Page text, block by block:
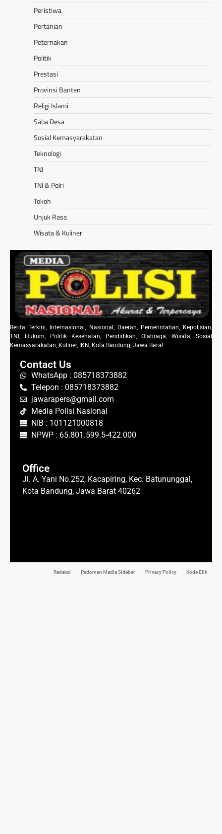
Peristiwa
Pertanian
Peternakan
Politik
Prestasi
Provinsi Banten
Religi Islami
Saba Desa
Sosial Kemasyarakatan
Teknologi
TNI
TNI & Polri
Tokoh
Unjuk Rasa
Wisata & Kuliner
Berita Terkini, Internasional, Nasional, Daerah, Pemerintahan, Kepolisian,
TNI, Hukum, Politik Kesehatan, Pendidikan, Olahraga, Wisata, Sosial
Kemasyarakatan, Kuliner, IKN, Kota Bandung, Jawa Barat
Contact Us
WhatsApp : 085718373882
Telepon : 085718373882
jawarapers@gmail.com
Media Polisi Nasional
NIB : 101121000818
NPWP : 65.801.599.5-422.000
Office
Jl. A. Yani No.252, Kacapiring, Kec. Batununggal,
Kota Bandung, Jawa Barat 40262
Redaksi Pedoman Media Sidebar Privacy Policy Kode Etik